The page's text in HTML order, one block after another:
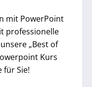
mit PowerPoint
professionelle
„Best of
Kurs
für Sie!